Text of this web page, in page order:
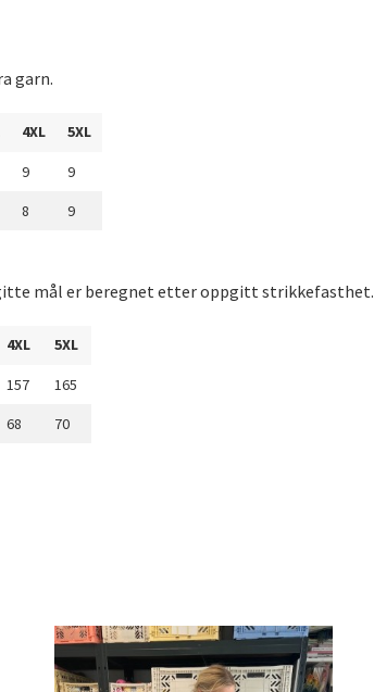
garn.
4XL 5XL
9
9
8 9
mål er beregnet etter oppgitt strikkefasthet.
4XL 5XL
157
165
68 70